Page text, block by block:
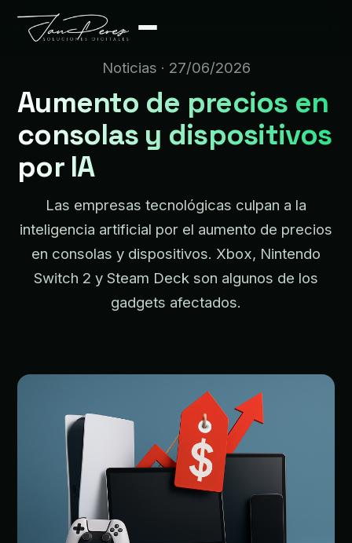
Noticias · 27/06/2026
Aumento de precios en
consolas y dispositivos
por IA
Las empresas tecnológicas culpan a la
inteligencia artificial por el aumento de precios
en consolas y dispositivos. Xbox, Nintendo
Switch 2 y Steam Deck son algunos de los
gadgets afectados.